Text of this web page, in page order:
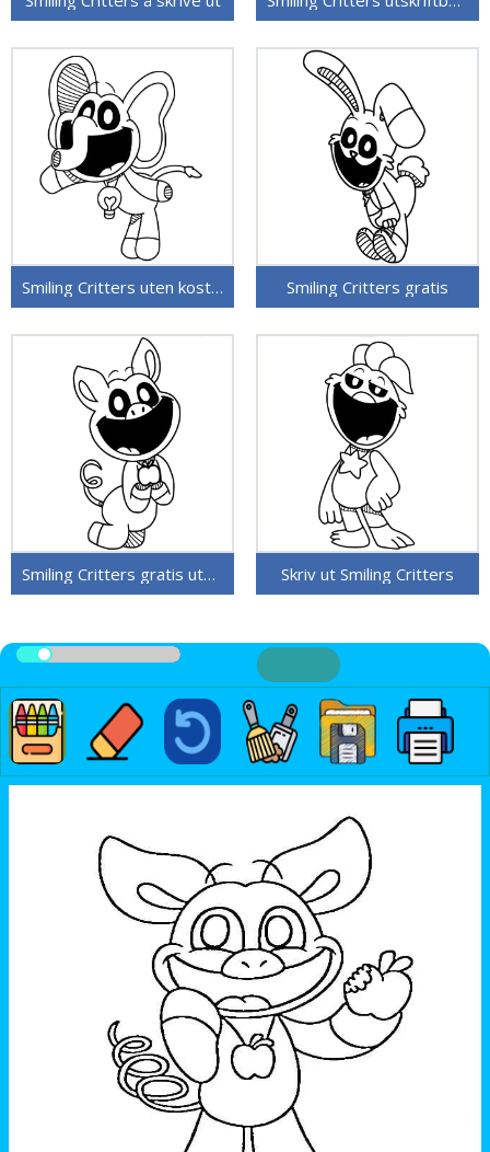
Smiling Critters uten kostnad Smiling Critters gratis
Smiling Critters gratis utskriftbare Skriv ut Smiling Critters